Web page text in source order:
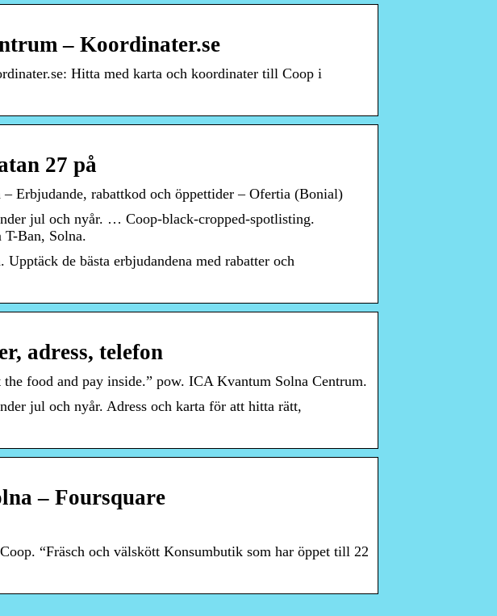
– Koordinater.se
Hitta med karta och koordinater till Coop i
27 på
Erbjudande, rabattkod och öppettider – Ofertia (Bonial)
jul och nyår. … Coop-black-cropped-spotlisting.
Ban, Solna.
de bästa erbjudandena med rabatter och
adress, telefon
the food and pay inside.” pow. ICA Kvantum Solna Centrum.
jul och nyår. Adress och karta för att hitta rätt,
– Foursquare
“Fräsch och välskött Konsumbutik som har öppet till 22